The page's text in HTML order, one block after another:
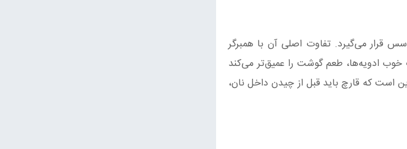
قرار می‌گیرد. تفاوت اصلی آن با همبرگر
ادویه‌ها، طعم گوشت را عمیق‌تر می‌کند
است که قارچ باید قبل از چیدن داخل نان،